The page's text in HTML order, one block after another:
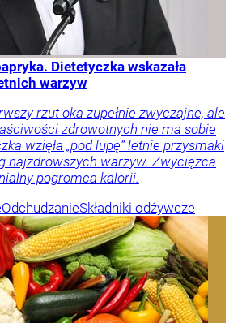
Dietetyczka wskazała
warzyw
rzut oka zupełnie zwyczajne, ale
zdrowotnych nie ma sobie
wzięła „pod lupę” letnie przysmaki
najzdrowszych warzyw. Zwycięzca
pogromca kalorii.
OdchudzanieSkładniki odżywcze